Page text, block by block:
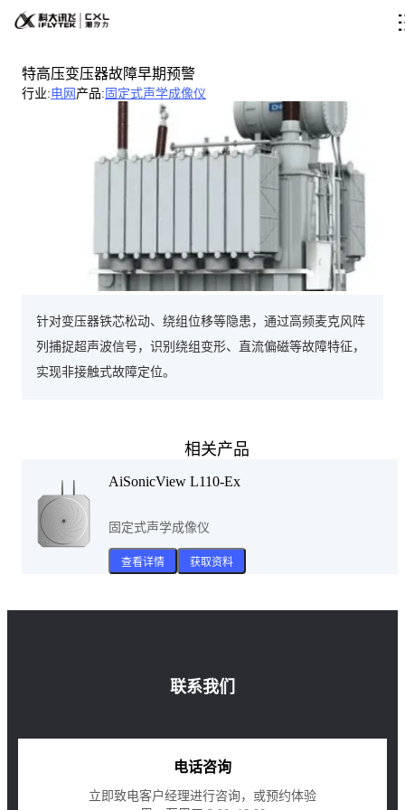
特高压变压器故障早期预警
行业:电网 产品: 固定式声学成像仪
针对变压器铁芯松动、绕组位移等隐患，通过高频麦克风阵
列捕捉超声波信号，识别绕组变形、直流偏磁等故障特征，
实现非接触式故障定位。
相关产品
AiSonicView L110-Ex
固定式声学成像仪
查看详情 获取资料
联系我们
电话咨询
立即致电客户经理进行咨询，或预约体验